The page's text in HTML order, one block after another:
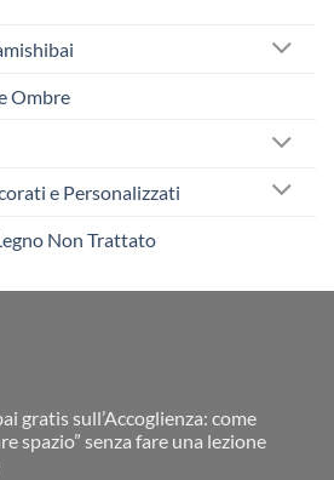
Ombre
e Personalizzati
Non Trattato
gratis sull’Accoglienza: come
spazio” senza fare una lezione